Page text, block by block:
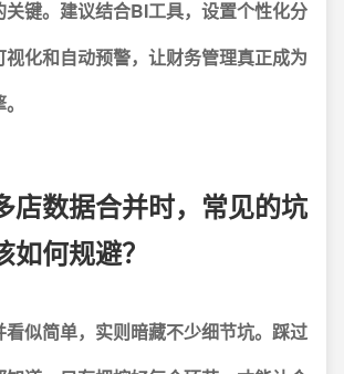
键。建议结合BI工具，设置个性化分
化和自动预警，让财务管理真正成为
店数据合并时，常见的坑
何规避？
看似简单，实则暗藏不少细节坑。踩过